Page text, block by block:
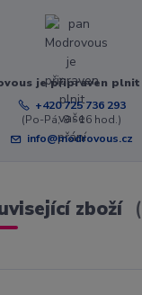
je připraven plnit
+420 725 736 293
(Po-Pá, 8 - 16 hod.)
info@modrovous.cz
zboží